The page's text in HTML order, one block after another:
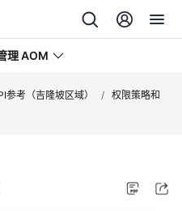
理 AOM
参考（吉隆坡区域） / 权限策略和